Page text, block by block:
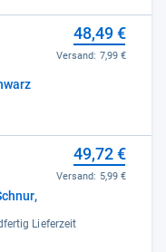
48,49 €
Versand: 7,99 €
Lieferzeit
49,72 €
Versand: 5,99 €